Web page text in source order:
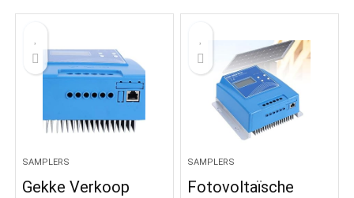
SAMPLERS
Gekke Verkoop
SAMPLERS
Fotovoltaïsche